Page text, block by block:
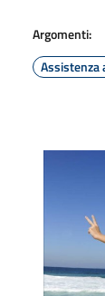
Argomenti:
Assistenza